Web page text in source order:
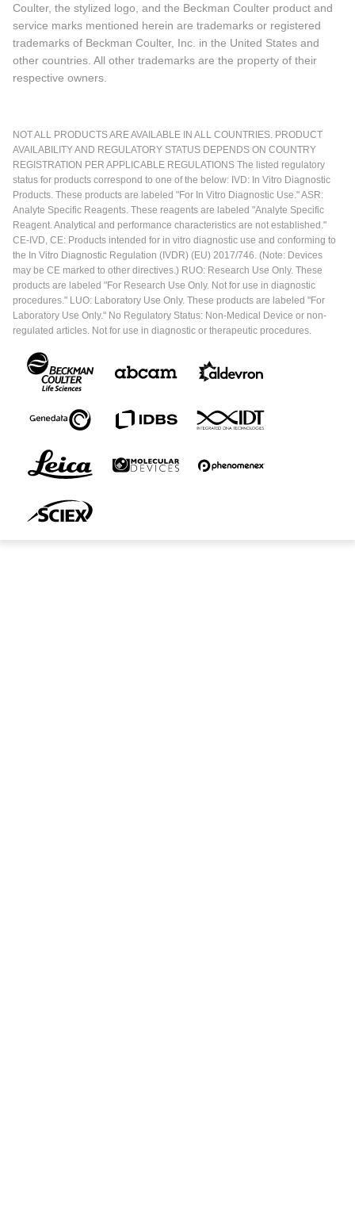
Coulter, the stylized logo, and the Beckman Coulter product and
service marks mentioned herein are trademarks or registered
trademarks of Beckman Coulter, Inc. in the United States and
other countries. All other trademarks are the property of their
respective owners.
NOT ALL PRODUCTS ARE AVAILABLE IN ALL COUNTRIES. PRODUCT
AVAILABILITY AND REGULATORY STATUS DEPENDS ON COUNTRY
REGISTRATION PER APPLICABLE REGULATIONS The listed regulatory
status for products correspond to one of the below: IVD: In Vitro Diagnostic
Products. These products are labeled "For In Vitro Diagnostic Use." ASR:
Analyte Specific Reagents. These reagents are labeled "Analyte Specific
Reagent. Analytical and performance characteristics are not established."
CE-IVD, CE: Products intended for in vitro diagnostic use and conforming to
the In Vitro Diagnostic Regulation (IVDR) (EU) 2017/746. (Note: Devices
may be CE marked to other directives.) RUO: Research Use Only. These
products are labeled "For Research Use Only. Not for use in diagnostic
procedures." LUO: Laboratory Use Only. These products are labeled "For
Laboratory Use Only." No Regulatory Status: Non-Medical Device or non-
regulated articles. Not for use in diagnostic or therapeutic procedures.